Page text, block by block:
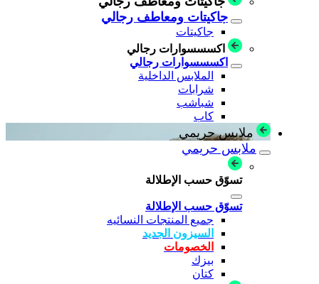
جاكيتات ومعاطف رجالي
جاكيتات
اكسسسوارات رجالي
اكسسسوارات رجالي
الملابس الداخلية
شرابات
شباشب
كاب
ملابس حريمي
ملابس حريمي
تسوّق حسب الإطلالة
تسوّق حسب الإطلالة
جميع المنتجات النسائيه
السيزون الجديد
الخصومات
بيزك
كتان